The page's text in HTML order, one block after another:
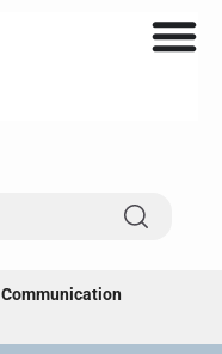
Communication